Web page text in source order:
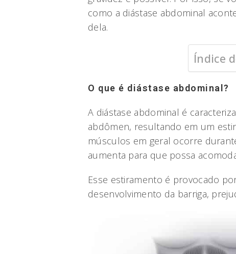
como a diástase abdominal
dela.
Índice
O que é diástase abdominal?
A diástase abdominal é
abdômen, resultando em um
músculos em geral ocorre
aumenta para que possa
Esse estiramento é provocado
desenvolvimento da barriga,